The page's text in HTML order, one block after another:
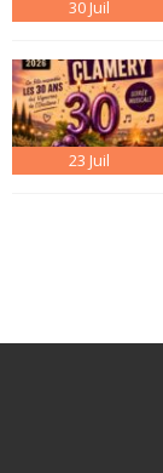
30Juil
23 Juil